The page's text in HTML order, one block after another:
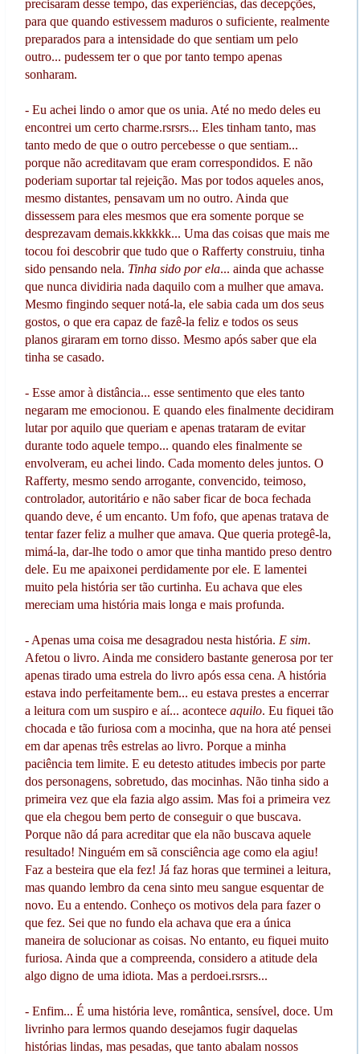
precisaram desse tempo, das experiências, das decepções,
para que quando estivessem maduros o suficiente, realmente
preparados para a intensidade do que sentiam um pelo
outro... pudessem ter o que por tanto tempo apenas
sonharam.
- Eu achei lindo o amor que os unia. Até no medo deles eu
encontrei um certo charme.rsrsrs... Eles tinham tanto, mas
tanto medo de que o outro percebesse o que sentiam...
porque não acreditavam que eram correspondidos. E não
poderiam suportar tal rejeição. Mas por todos aqueles anos,
mesmo distantes, pensavam um no outro. Ainda que
dissessem para eles mesmos que era somente porque se
desprezavam demais.kkkkkk... Uma das coisas que mais me
tocou foi descobrir que tudo que o Rafferty construiu, tinha
sido pensando nela. Tinha sido por ela... ainda que achasse
que nunca dividiria nada daquilo com a mulher que amava.
Mesmo fingindo sequer notá-la, ele sabia cada um dos seus
gostos, o que era capaz de fazê-la feliz e todos os seus
planos giraram em torno disso. Mesmo após saber que ela
tinha se casado.
- Esse amor à distância... esse sentimento que eles tanto
negaram me emocionou. E quando eles finalmente decidiram
lutar por aquilo que queriam e apenas trataram de evitar
durante todo aquele tempo... quando eles finalmente se
envolveram, eu achei lindo. Cada momento deles juntos. O
Rafferty, mesmo sendo arrogante, convencido, teimoso,
controlador, autoritário e não saber ficar de boca fechada
quando deve, é um encanto. Um fofo, que apenas tratava de
tentar fazer feliz a mulher que amava. Que queria protegê-la,
mimá-la, dar-lhe todo o amor que tinha mantido preso dentro
dele. Eu me apaixonei perdidamente por ele. E lamentei
muito pela história ser tão curtinha. Eu achava que eles
mereciam uma história mais longa e mais profunda.
- Apenas uma coisa me desagradou nesta história. E sim.
Afetou o livro. Ainda me considero bastante generosa por ter
apenas tirado uma estrela do livro após essa cena. A história
estava indo perfeitamente bem... eu estava prestes a encerrar
a leitura com um suspiro e aí... acontece aquilo. Eu fiquei tão
chocada e tão furiosa com a mocinha, que na hora até pensei
em dar apenas três estrelas ao livro. Porque a minha
paciência tem limite. E eu detesto atitudes imbecis por parte
dos personagens, sobretudo, das mocinhas. Não tinha sido a
primeira vez que ela fazia algo assim. Mas foi a primeira vez
que ela chegou bem perto de conseguir o que buscava.
Porque não dá para acreditar que ela não buscava aquele
resultado! Ninguém em sã consciência age como ela agiu!
Faz a besteira que ela fez! Já faz horas que terminei a leitura,
mas quando lembro da cena sinto meu sangue esquentar de
novo. Eu a entendo. Conheço os motivos dela para fazer o
que fez. Sei que no fundo ela achava que era a única
maneira de solucionar as coisas. No entanto, eu fiquei muito
furiosa. Ainda que a compreenda, considero a atitude dela
algo digno de uma idiota. Mas a perdoei.rsrsrs...
- Enfim... É uma história leve, romântica, sensível, doce. Um
livrinho para lermos quando desejamos fugir daquelas
histórias lindas, mas pesadas, que tanto abalam nossos